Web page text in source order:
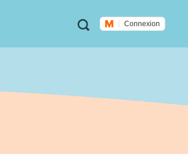
Métanavigation
RechercheConnexion